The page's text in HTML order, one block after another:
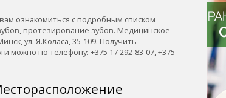
ознакомиться с подробным списком
протезирование зубов. Медицинское
ул. Я.Коласа, 35-109. Получить
можно по телефону: +375 17 292-83-07, +375